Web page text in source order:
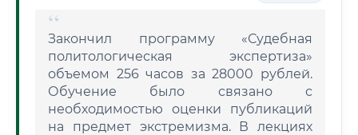
Закончил программу «Судебная
политологическая экспертиза»
объемом 256 часов за 28000 рублей.
Обучение было связано с
необходимостью оценки публикаций
на предмет экстремизма. В лекциях